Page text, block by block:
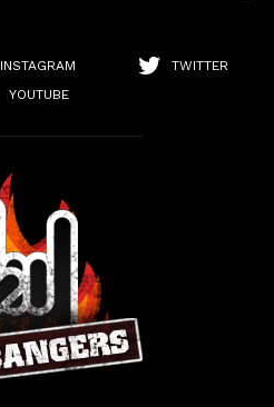
INSTAGRAM
TWITTER
YOUTUBE